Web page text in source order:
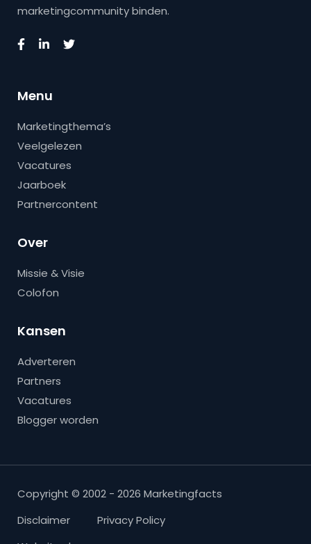
marketingcommunity binden.
Menu
Marketingthema’s
Veelgelezen
Vacatures
Jaarboek
Partnercontent
Over
Missie & Visie
Colofon
Kansen
Adverteren
Partners
Vacatures
Blogger worden
Copyright © 2002 - 2026 Marketingfacts
Disclaimer
Privacy Policy